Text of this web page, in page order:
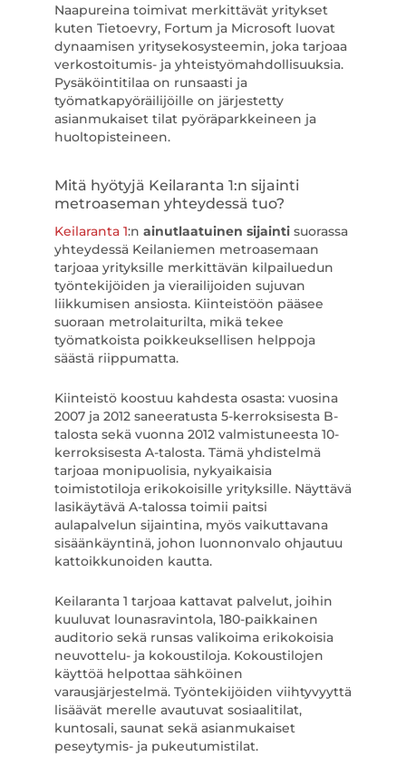
Naapureina toimivat merkittävät yritykset
kuten Tietoevry, Fortum ja Microsoft luovat
dynaamisen yritysekosysteemin, joka tarjoaa
verkostoitumis- ja yhteistyömahdollisuuksia.
Pysäköintitilaa on runsaasti ja
työmatkapyöräilijöille on järjestetty
asianmukaiset tilat pyöräparkkeineen ja
huoltopisteineen.
Mitä hyötyjä Keilaranta 1:n sijainti
metroaseman yhteydessä tuo?
Keilaranta 1:n ainutlaatuinen sijaintisuorassa
yhteydessä Keilaniemen metroasemaan
tarjoaa yrityksille merkittävän kilpailuedun
työntekijöiden ja vierailijoiden sujuvan
liikkumisen ansiosta. Kiinteistöön pääsee
suoraan metrolaiturilta, mikä tekee
työmatkoista poikkeuksellisen helppoja
säästä riippumatta.
Kiinteistö koostuu kahdesta osasta: vuosina
2007 ja 2012 saneeratusta 5-kerroksisesta B-
talosta sekä vuonna 2012 valmistuneesta 10-
kerroksisesta A-talosta. Tämä yhdistelmä
tarjoaa monipuolisia, nykyaikaisia
toimistotiloja erikokoisille yrityksille. Näyttävä
lasikäytävä A-talossa toimii paitsi
aulapalvelun sijaintina, myös vaikuttavana
sisäänkäyntinä, johon luonnonvalo ohjautuu
kattoikkunoiden kautta.
Keilaranta 1 tarjoaa kattavat palvelut, joihin
kuuluvat lounasravintola, 180-paikkainen
auditorio sekä runsas valikoima erikokoisia
neuvottelu- ja kokoustiloja. Kokoustilojen
käyttöä helpottaa sähköinen
varausjärjestelmä. Työntekijöiden viihtyvyyttä
lisäävät merelle avautuvat sosiaalitilat,
kuntosali, saunat sekä asianmukaiset
peseytymis- ja pukeutumistilat.